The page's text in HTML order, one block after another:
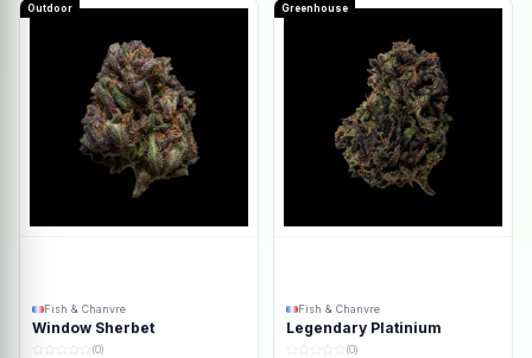
Outdoor
Fish & Chanvre
Window Sherbet
(0)
Greenhouse
Fish & Chanvre
Legendary Platinium
(0)